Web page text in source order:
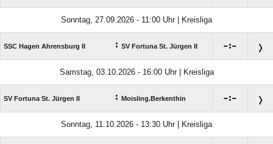
Sonntag, 27.09.2026 - 11:00 Uhr | Kreisliga
SSC Hagen Ahrensburg II : SV Fortuna St. Jürgen II :
Samstag, 03.10.2026 - 16:00 Uhr | Kreisliga
SV Fortuna St. Jürgen II : Moisling.Berkenthin :
Sonntag, 11.10.2026 - 13:30 Uhr | Kreisliga